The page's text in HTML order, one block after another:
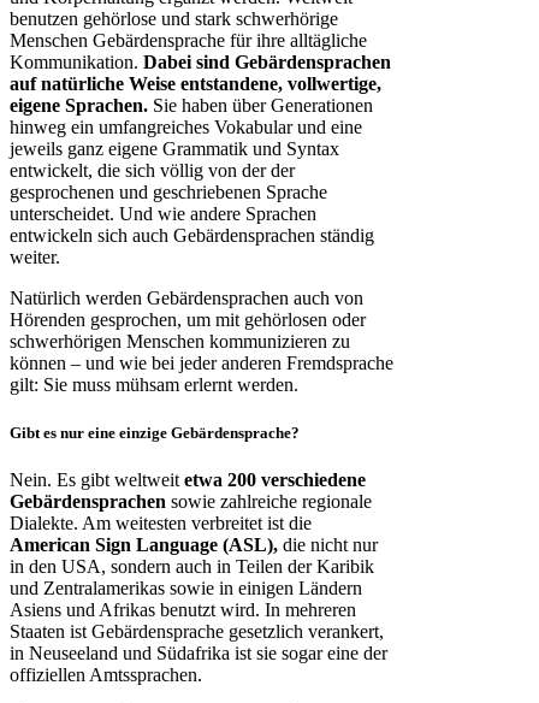
benutzen gehörlose und stark schwerhörige
Menschen Gebärdensprache für ihre alltägliche
Kommunikation. Dabei sind Gebärdensprachen
auf natürliche Weise entstandene, vollwertige,
eigene Sprachen. Sie haben über Generationen
hinweg ein umfangreiches Vokabular und eine
jeweils ganz eigene Grammatik und Syntax
entwickelt, die sich völlig von der der
gesprochenen und geschriebenen Sprache
unterscheidet. Und wie andere Sprachen
entwickeln sich auch Gebärdensprachen ständig
weiter.
Natürlich werden Gebärdensprachen auch von
Hörenden gesprochen, um mit gehörlosen oder
schwerhörigen Menschen kommunizieren zu
können – und wie bei jeder anderen Fremdsprache
gilt: Sie muss mühsam erlernt werden.
Gibt es nur eine einzige Gebärdensprache?
Nein. Es gibt weltweit etwa 200 verschiedene
Gebärdensprachen sowie zahlreiche regionale
Dialekte. Am weitesten verbreitet ist die
American Sign Language (ASL), die nicht nur
in den USA, sondern auch in Teilen der Karibik
und Zentralamerikas sowie in einigen Ländern
Asiens und Afrikas benutzt wird. In mehreren
Staaten ist Gebärdensprache gesetzlich verankert,
in Neuseeland und Südafrika ist sie sogar eine der
offiziellen Amtssprachen.